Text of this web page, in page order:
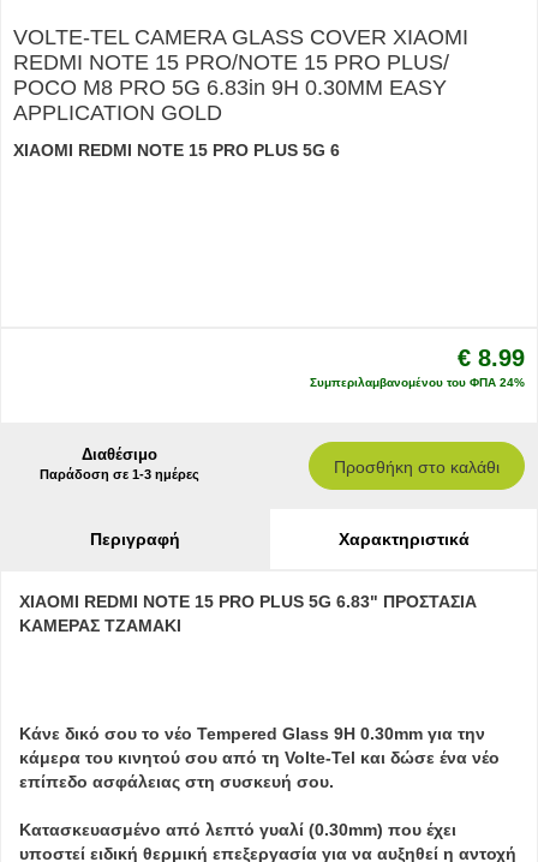
VOLTE-TEL CAMERA GLASS COVER XIAOMI
REDMI NOTE 15 PRO/NOTE 15 PRO PLUS/
POCO M8 PRO 5G 6.83in 9H 0.30MM EASY
APPLICATION GOLD
XIAOMI REDMI NOTE 15 PRO PLUS 5G 6
€ 8.99
Συμπεριλαμβανομένου του ΦΠΑ 24%
Διαθέσιμο
Παράδοση σε 1-3 ημέρες Προσθήκη στο καλάθι
Περιγραφή Χαρακτηριστικά
XIAOMI REDMI NOTE 15 PRO PLUS 5G 6.83" ΠΡΟΣΤΑΣΙΑ
ΚΑΜΕΡΑΣ ΤΖΑΜΑΚΙ
Κάνε δικό σου το νέο Tempered Glass 9H 0.30mm για την
κάμερα του κινητού σου από τη Volte-Tel και δώσε ένα νέο
επίπεδο ασφάλειας στη συσκευή σου.
Κατασκευασμένο από λεπτό γυαλί (0.30mm) που έχει
υποστεί ειδική θερμική επεξεργασία για να αυξηθεί η αντοχή